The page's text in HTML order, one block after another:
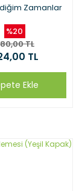
Zamanlar
%20
TL
TL
Ekle